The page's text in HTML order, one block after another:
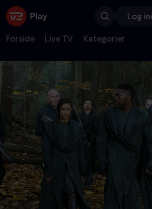
Log
Forside Live TV Kategorier